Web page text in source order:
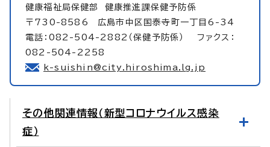
健康福祉局保健部 健康推進課保健予防係
〒730-8586 広島市中区国泰寺町一丁目6-34
電話：082-504-2882（保健予防係） ファクス：
082-504-2258
k-suishin@city.hiroshima.lg.jp
その他関連情報（新型コロナウイルス感染
症）